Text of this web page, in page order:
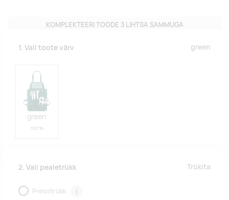
KOMPLEKTEERI TOODE 3 LIHTSA SAMMUGA
1. Vali toote värv green
green
1207 tk
2. Vali pealetrükk Trükita
Presstrükk i